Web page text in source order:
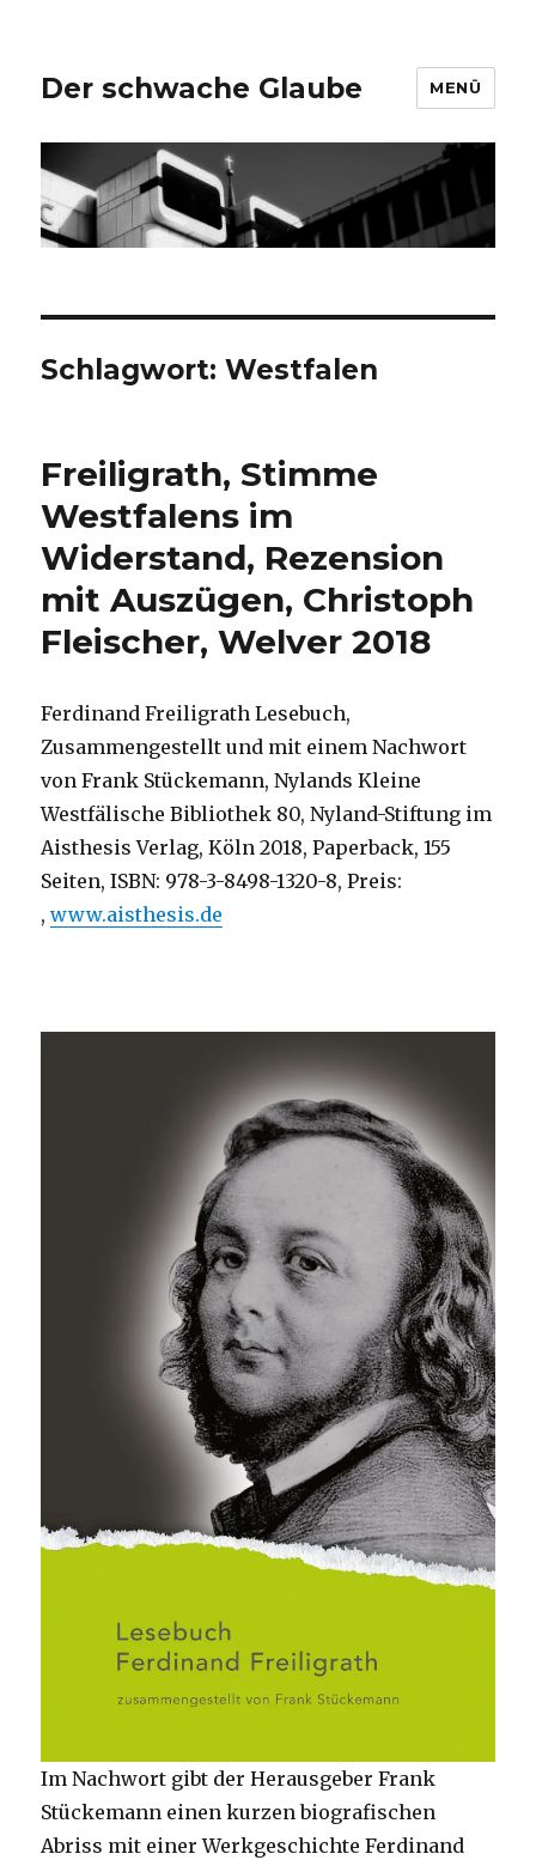
Der schwache Glaube MENÜ
Schlagwort:Westfalen
Freiligrath, Stimme
Westfalens im
Widerstand, Rezension
mit Auszügen, Christoph
Fleischer, Welver 2018
Ferdinand Freiligrath Lesebuch,
Zusammengestellt und mit einem Nachwort
von Frank Stückemann, Nylands Kleine
Westfälische Bibliothek 80, Nyland-Stiftung im
Aisthesis Verlag, Köln 2018, Paperback, 155
Seiten, ISBN: 978-3-8498-1320-8, Preis:
,www.aisthesis.de
Im Nachwort gibt der Herausgeber Frank
Stückemann einen kurzen biografischen
Abriss mit einer Werkgeschichte Ferdinand